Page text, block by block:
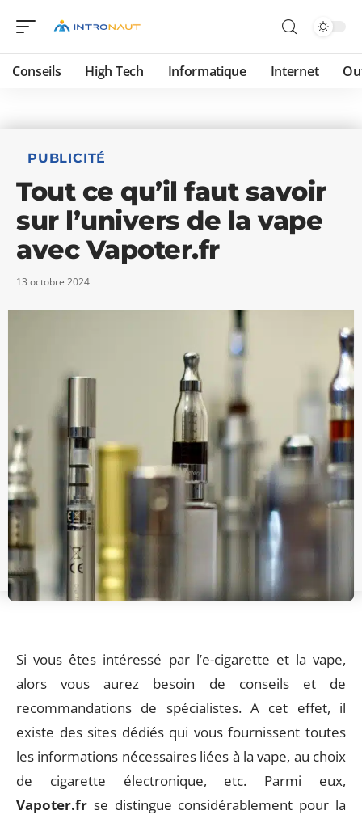
Conseils High Tech Informatique Internet
PUBLICITÉ
Tout ce qu’il faut savoir
sur l’univers de la vape
avec Vapoter.fr
13 octobre 2024
Si vous êtes intéressé par l’e-cigarette et la vape,
alors vous aurez besoin de conseils et de
recommandations de spécialistes. A cet effet, il
existe des sites dédiés qui vous fournissent toutes
les informations nécessaires liées à la vape, au choix
de cigarette électronique, etc. Parmi eux,
Vapoter.fr se distingue considérablement pour la